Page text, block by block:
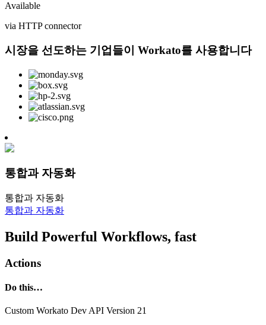
Available
via HTTP connector
시장을 선도하는 기업들이 Workato를 사용합니다
통합과 자동화
통합과 자동화
통합과 자동화
Build Powerful Workflows, fast
Actions
Do this…
Custom Workato Dev API Version 21